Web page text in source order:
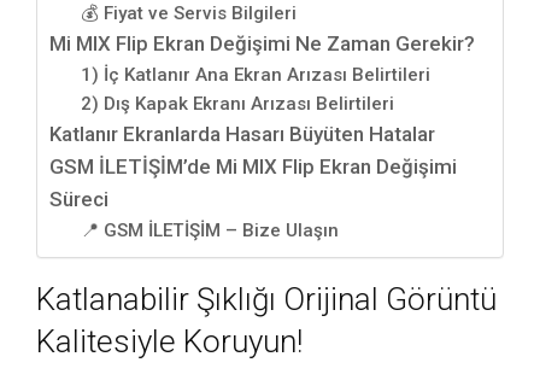
💰 Fiyat ve Servis Bilgileri
Mi MIX Flip Ekran Değişimi Ne Zaman Gerekir?
1) İç Katlanır Ana Ekran Arızası Belirtileri
2) Dış Kapak Ekranı Arızası Belirtileri
Katlanır Ekranlarda Hasarı Büyüten Hatalar
GSM İLETİŞİM’de Mi MIX Flip Ekran Değişimi
Süreci
📍 GSM İLETİŞİM – Bize Ulaşın
Katlanabilir Şıklığı Orijinal Görüntü
Kalitesiyle Koruyun!